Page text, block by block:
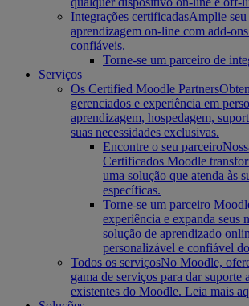
Integrações certificadasAmplie seu
aprendizagem on-line com add-
confiáveis.
Torne-se um parceiro de
Serviços
Os Certified Moodle Partners
gerenciados e experiência em
aprendizagem, hospedagem,
suas necessidades exclusivas.
Encontre o seu parceiro
Certificados Moodle
uma solução que atenda às
específicas.
Torne-se um parceiro
experiência e expanda seus
solução de aprendizado
personalizável e confiável
Todos os serviçosNo Moodle,
gama de serviços para dar suporte
existentes do Moodle. Leia mais